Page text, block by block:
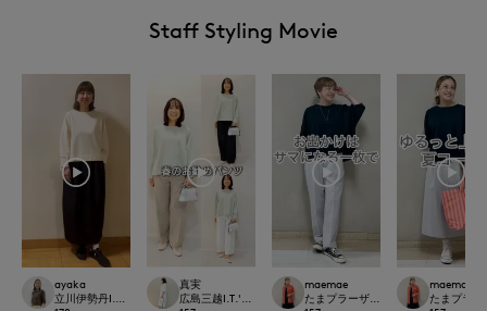
Staff Styling Movie
ayaka
立川伊勢丹I.T.'S.international
真実
広島三越I.T.'S.international
maemae
たまプラーザ東急I.T.'S.international
maemae
たまプラ